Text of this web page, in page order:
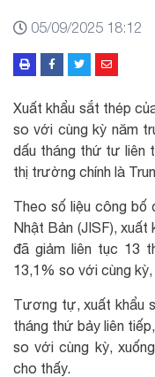
05/09/2025 18:12
Xuất khẩu sắt thép
so với cùng kỳ năm
dấu tháng thứ tư liên
thị trường chính là
Theo số liệu công bố
Nhật Bản (JISF), xuất
đã giảm liên tục 13
13,1% so với cùng
Tương tự, xuất khẩu
tháng thứ bảy liên
so với cùng kỳ,
cho thấy.